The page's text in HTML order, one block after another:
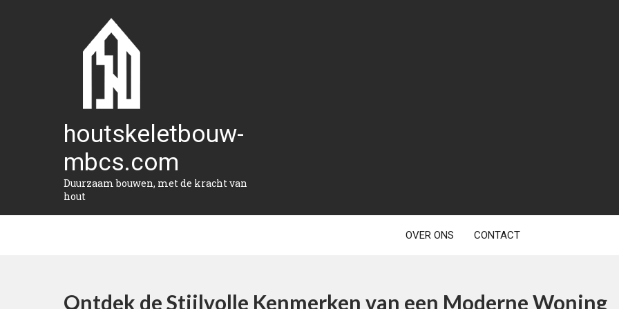
houtskeletbouw-
mbcs.com
Duurzaam bouwen, met de kracht van
hout
OVER ONS CONTACT
Ontdek de Stijlvolle Kenmerken van een Moderne Woning